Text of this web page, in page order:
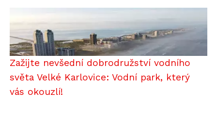
Zažijte nevšední dobrodružství vodního
světa Velké Karlovice: Vodní park, který
vás okouzlí!